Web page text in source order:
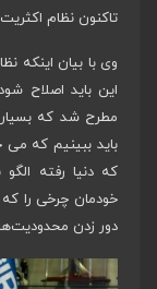
تاکنون نظام
وی با بیان اینکه
این باید اصلاح
مطرح شد که
باید ببینیم که
که دنیا رفته
خودمان چرخی را که
دور زدن